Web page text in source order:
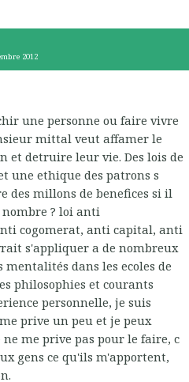
2012
une personne ou faire vivre
mittal veut affamer le
et detruire leur vie. Des lois de
une ethique des patrons s
des millons de benefices si il
? loi anti
cogomerat, anti capital, anti
s'appliquer a de nombreux
dans les ecoles de
philosophies et courants
personnelle, je suis
prive un peu et je peux
me prive pas pour le faire, c
gens ce qu'ils m'apportent,